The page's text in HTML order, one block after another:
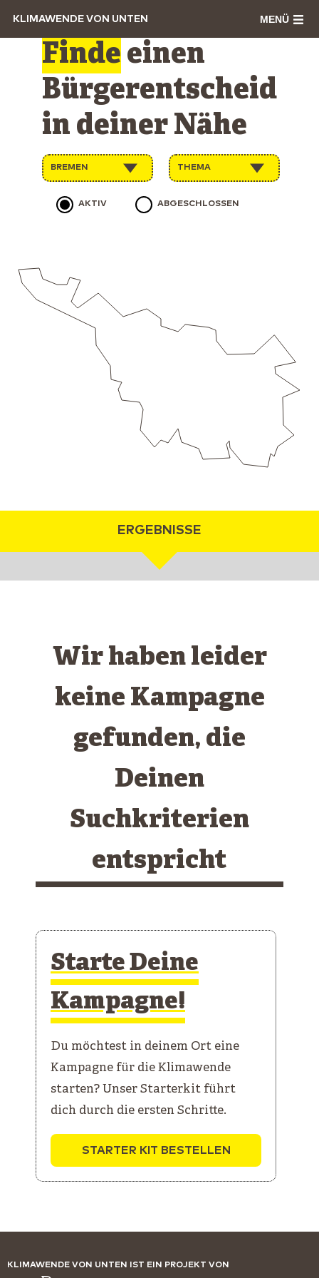
KLIMAWENDE VON UNTEN MENÜ
Finde einen
Bürgerentscheid
in deiner Nähe
BREMEN THEMA
AKTIV ABGESCHLOSSEN
ERGEBNISSE
Wir haben leider
keine Kampagne
gefunden, die
Deinen
Suchkriterien
entspricht
Starte Deine
Kampagne!
Du möchtest in deinem Ort eine
Kampagne für die Klimawende
starten? Unser Starterkit führt
dich durch die ersten Schritte.
STARTER KIT BESTELLEN
KLIMAWENDE VON UNTEN IST EIN PROJEKT VON